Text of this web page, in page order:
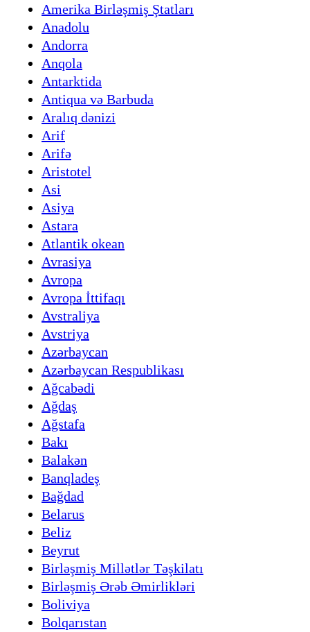
Amerika Birləşmiş Ştatları
Anadolu
Andorra
Anqola
Antarktida
Antiqua və Barbuda
Aralıq dənizi
Arif
Arifə
Aristotel
Asi
Asiya
Astara
Atlantik okean
Avrasiya
Avropa
Avropa İttifaqı
Avstraliya
Avstriya
Azərbaycan
Azərbaycan Respublikası
Ağcabədi
Ağdaş
Ağstafa
Bakı
Balakən
Banqladeş
Bağdad
Belarus
Beliz
Beyrut
Birləşmiş Millətlər Təşkilatı
Birləşmiş Ərəb Əmirlikləri
Boliviya
Bolqarıstan